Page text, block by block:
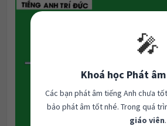
🎤
Khoá học Phát
Các bạn phát âm tiếng Anh chưa
bảo phát âm tốt nhé. Trong quá
giáo viên.